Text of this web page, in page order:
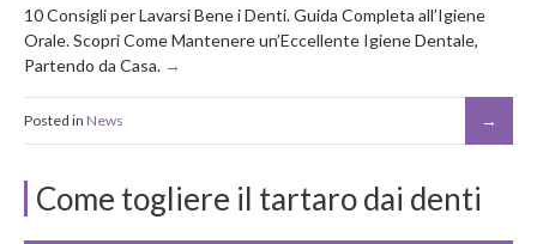
10 Consigli per Lavarsi Bene i Denti. Guida Completa all’Igiene
Orale. Scopri Come Mantenere un’Eccellente Igiene Dentale,
Partendo da Casa.
Posted in News
Come togliere il tartaro dai denti